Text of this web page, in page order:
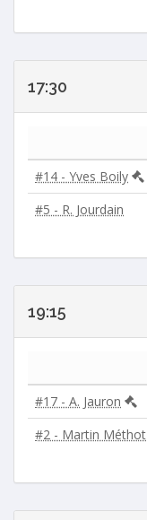
17:30
#14 - Yves Boily
#5 - R. Jourdain
19:15
#17 - A. Jauron
#2 - Martin Méthot